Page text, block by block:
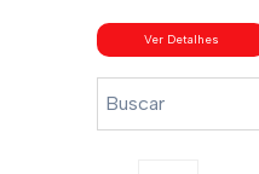
Ver Detalhes